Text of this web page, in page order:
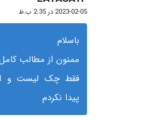
گفته:
2023-02-05 در 2:35 ب.ظ
باسلام
ممنون از مطالب
فقط چک لیست و
پیدا نکردم